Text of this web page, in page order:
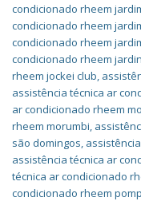
condicionado rheem
condicionado rheem
condicionado rheem
condicionado rheem
rheem jockei club,
assistência técnica ar
ar condicionado rheem
rheem morumbi,
são domingos,
assistência técnica ar
técnica ar condicionado
condicionado rheem